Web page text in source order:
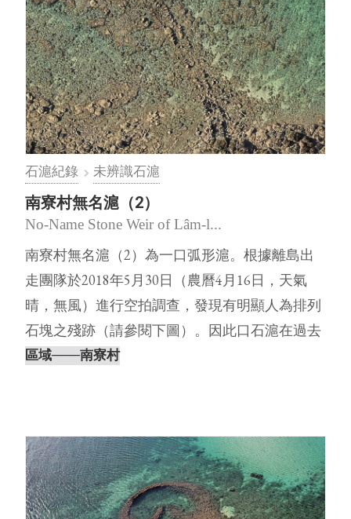
石滬紀錄 未辨識石滬
南寮村無名滬（2）
No-Name Stone Weir of Lâm-l...
南寮村無名滬（2）為一口弧形滬。根據離島出
走團隊於2018年5月30日（農曆4月16日，天氣
晴，無風）進行空拍調查，發現有明顯人為排列
石塊之殘跡（請參閱下圖）。因此口石滬在過去
澎湖石滬調查的文獻中，查⋯
區域───南寮村